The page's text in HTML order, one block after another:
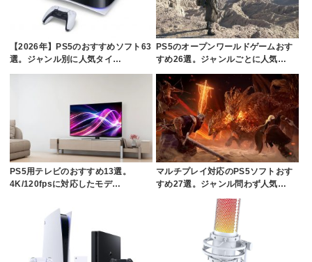
【2026年】PS5のおすすめソフト63
選。ジャンル別に人気タイ…
PS5のオープンワールドゲームおす
すめ26選。ジャンルごとに人気…
PS5用テレビのおすすめ13選。
4K/120fpsに対応したモデ…
マルチプレイ対応のPS5ソフトおす
すめ27選。ジャンル問わず人気…